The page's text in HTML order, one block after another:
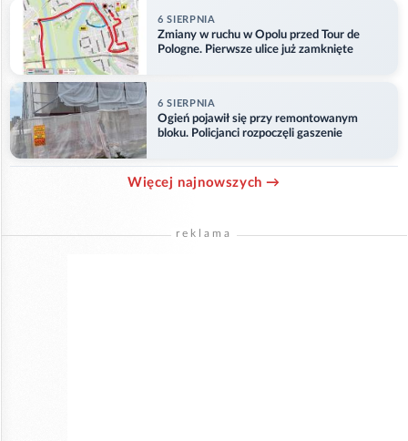
6 SIERPNIA
Zmiany w ruchu w Opolu przed Tour de
Pologne. Pierwsze ulice już zamknięte
6 SIERPNIA
Ogień pojawił się przy remontowanym
bloku. Policjanci rozpoczęli gaszenie
Więcej najnowszych →
reklama